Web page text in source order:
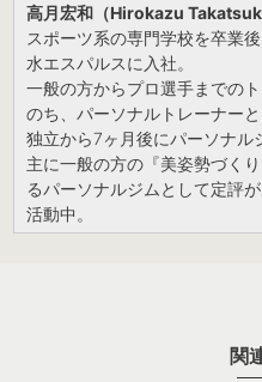
高月宏和（Hirokazu Takatsuki
スポーツ系の専門学校を卒業
水エスパルスに入社。
一般の方からプロ選手までの
のち、パーソナルトレーナーと
独立から7ヶ月後にパーソナル
主に一般の方の『美姿勢づく
るパーソナルジムとして定評
活動中。
関